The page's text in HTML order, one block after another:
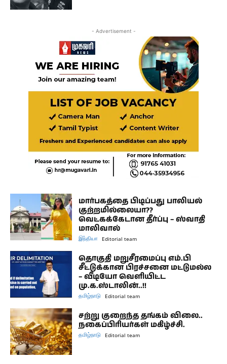
- Advertisement -
மார்பகத்தை பிடிப்பது பாலியல்
குற்றமில்லையா??
வெட்கக்கேடான தீர்ப்பு – ஸ்வாதி
மாலிவால்
இந்தியா Editorial team
தொகுதி மறுசீரமைப்பு எம்.பி
சீட்டுக்கான பிரச்சனை மட்டுமல்ல
– வீடியோ வெளியிட்ட
மு.க.ஸ்டாலின்..!!
தமிழ்நாடு Editorial team
சற்று குறைந்த தங்கம் விலை..
நகைப்பிரியர்கள் மகிழ்ச்சி.
தமிழ்நாடு Editorial team